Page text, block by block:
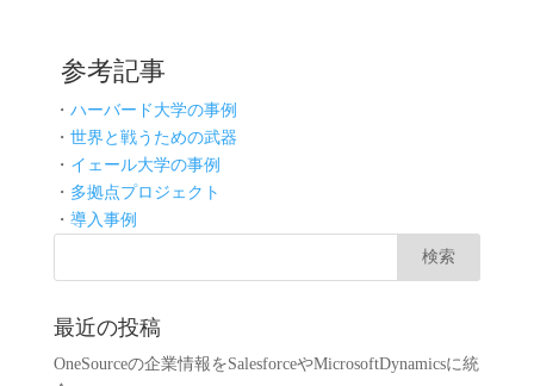
参考記事
・ ハーバード大学の事例
・ 世界と戦うための武器
・ イェール大学の事例
・ 多拠点プロジェクト
・ 導入事例
最近の投稿
OneSourceの企業情報をSalesforceやMicrosoftDynamicsに統